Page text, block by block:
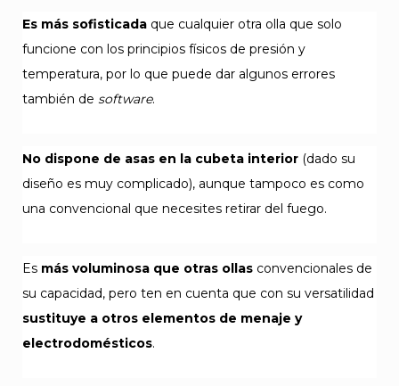
Es más sofisticada que cualquier otra olla que solo
funcione con los principios físicos de presión y
temperatura, por lo que puede dar algunos errores
también de software.
No dispone de asas en la cubeta interior (dado su
diseño es muy complicado), aunque tampoco es como
una convencional que necesites retirar del fuego.
Es más voluminosa que otras ollas convencionales de
su capacidad, pero ten en cuenta que con su versatilidad
sustituye a otros elementos de menaje y
electrodomésticos.